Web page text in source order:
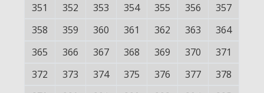
351
352 353 354 355 356
357
358
359 360 361 362 363
364
365
366 367 368 369 370
371
372
373 374 375 376 377
378